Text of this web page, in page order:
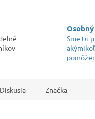
Sme tu
Diskusia Značka